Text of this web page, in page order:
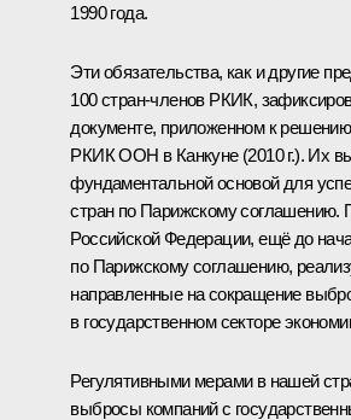
1990 года.
Эти обязательства, как и другие
100 стран-членов РКИК,
документе, приложенном к
РКИК ООН в Канкуне (2010 г.). Их
фундаментальной основой для
стран по Парижскому соглашению.
Российской Федерации, ещё до
по Парижскому соглашению,
направленные на сокращение
в государственном секторе
Регулятивными мерами в нашей
выбросы компаний с